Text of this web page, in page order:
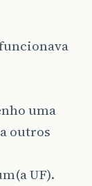
uma
outros
UF).